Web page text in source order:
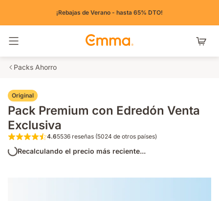
¡Rebajas de Verano - hasta 65% DTO!
Packs Ahorro
Original
Pack Premium con Edredón Venta
Exclusiva
4.6 de 5 estrellas 5536 reseñas (5024 de
4.65536 reseñas (5024 de otros países)
Recalculando el precio más reciente...